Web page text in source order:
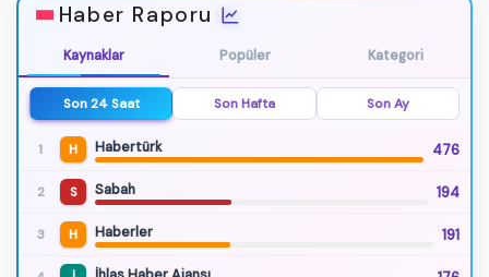
Haber Raporu
Kaynaklar Popüler Kategori
Son 24 Saat Son Hafta Son Ay
1 H Habertürk 476
2 S Sabah 194
3 H Haberler 191